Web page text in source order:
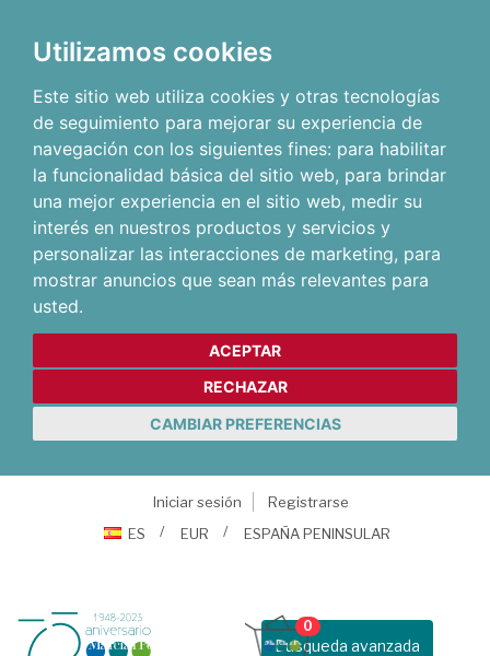
Utilizamos cookies
Este sitio web utiliza cookies y otras tecnologías
de seguimiento para mejorar su experiencia de
navegación con los siguientes fines: para habilitar
la funcionalidad básica del sitio web, para brindar
una mejor experiencia en el sitio web, medir su
interés en nuestros productos y servicios y
personalizar las interacciones de marketing, para
mostrar anuncios que sean más relevantes para
usted.
ACEPTAR
RECHAZAR
CAMBIAR PREFERENCIAS
Iniciar sesión
Registrarse
ES
EUR ESPAÑA PENINSULAR
Busqueda avanzada
0